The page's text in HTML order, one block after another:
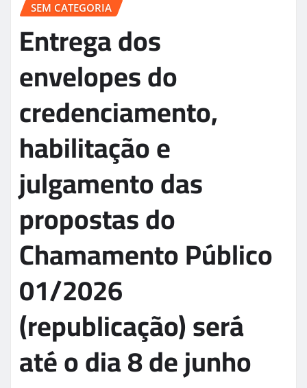
SEM CATEGORIA
Entrega dos
envelopes do
credenciamento,
habilitação e
julgamento das
propostas do
Chamamento Público
01/2026
(republicação) será
até o dia 8 de junho